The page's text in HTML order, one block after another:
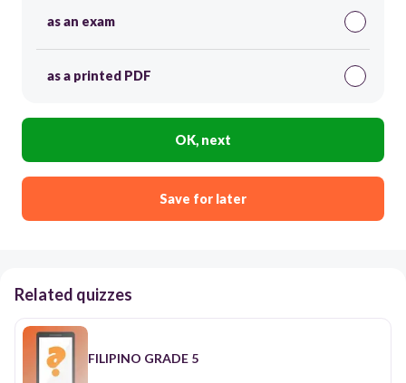
as an exam
as a printed PDF
OK, next
Save for later
Related quizzes
FILIPINO GRADE 5